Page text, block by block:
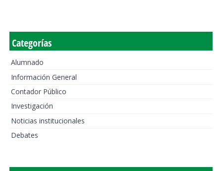
Categorías
Alumnado
Información General
Contador Público
Investigación
Noticias institucionales
Debates